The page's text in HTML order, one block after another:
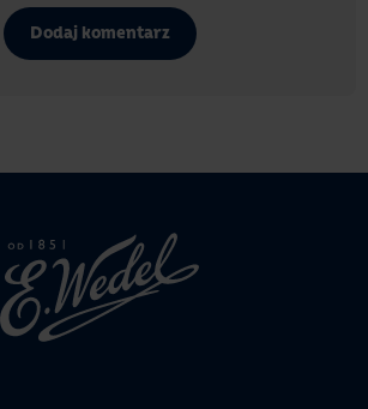
Dodaj komentarz
Strona
głowna
Wedel.pl